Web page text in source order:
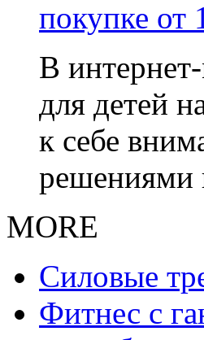
В
для детей
к себе
решениями
MORE
Силовые
Фитнес с